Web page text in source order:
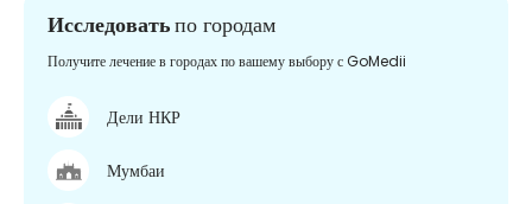
Исследоватьпо городам
Получите лечение в городах по вашему выбору с GoMedii
Дели НКР
Мумбаи